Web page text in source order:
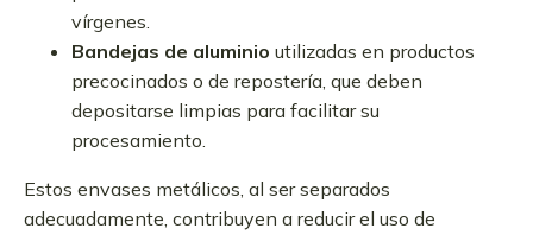
vírgenes.
Bandejas de aluminio utilizadas en productos
precocinados o de repostería, que deben
depositarse limpias para facilitar su
procesamiento.
Estos envases metálicos, al ser separados
adecuadamente, contribuyen a reducir el uso de